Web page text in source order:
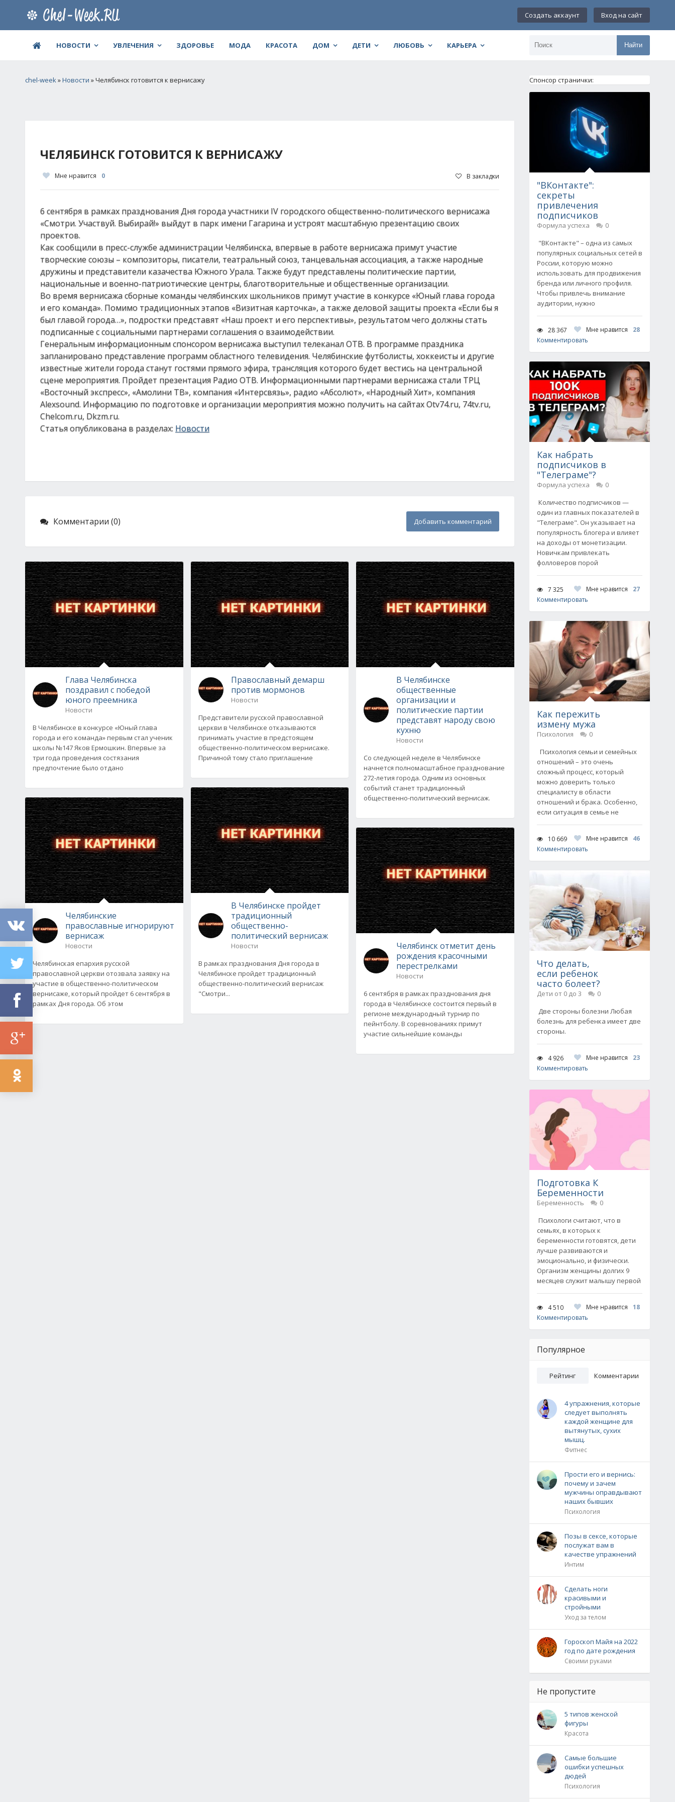
Создать аккаунт Вход на сайт
НОВОСТИ УВЛЕЧЕНИЯ ЗДОРОВЬЕ МОДА КРАСОТА ДОМ ДЕТИ ЛЮБОВЬ КАРЬЕРА Найти
chel-week»Новости » Челябинск готовится к вернисажу
ЧЕЛЯБИНСК ГОТОВИТСЯ К ВЕРНИСАЖУ
Мне нравится 0 В закладки
6 сентября в рамках празднования Дня города участники IV городского общественно-политического вернисажа
«Смотри. Участвуй. Выбирай!» выйдут в парк имени Гагарина и устроят масштабную презентацию своих
проектов.
Как сообщили в пресс-службе администрации Челябинска, впервые в работе вернисажа примут участие
творческие союзы – композиторы, писатели, театральный союз, танцевальная ассоциация, а также народные
дружины и представители казачества Южного Урала. Также будут представлены политические партии,
национальные и военно-патриотические центры, благотворительные и общественные организации.
Во время вернисажа сборные команды челябинских школьников примут участие в конкурсе «Юный глава города
и его команда». Помимо традиционных этапов «Визитная карточка», а также деловой защиты проекта «Если бы я
был главой города…», подростки представят «Наш проект и его перспективы», результатом чего должны стать
подписанные с социальными партнерами соглашения о взаимодействии.
Генеральным информационным спонсором вернисажа выступил телеканал ОТВ. В программе праздника
запланировано представление программ областного телевидения. Челябинские футболисты, хоккеисты и другие
известные жители города станут гостями прямого эфира, трансляция которого будет вестись на центральной
сцене мероприятия. Пройдет презентация Радио ОТВ. Информационными партнерами вернисажа стали ТРЦ
«Восточный экспресс», «Амолини ТВ», компания «Интерсвязь», радио «Абсолют», «Народный Хит», компания
Alexsound. Информацию по подготовке и организации мероприятия можно получить на сайтах Otv74.ru, 74tv.ru,
Chelcom.ru, Dkzm.ru.
Статья опубликована в разделах: Новости
Комментарии (0) Добавить комментарий
Глава Челябинска
поздравил с победой
юного преемника
Новости
В Челябинске в конкурсе «Юный глава
города и его команда» первым стал ученик
школы №147 Яков Ермошкин. Впервые за
три года проведения состязания
предпочтение было отдано
Челябинские
православные игнорируют
вернисаж
Новости
Челябинская епархия русской
православной церкви отозвала заявку на
участие в общественно-политическом
вернисаже, который пройдет 6 сентября в
рамках Дня города. Об этом
Православный демарш
против мормонов
Новости
Представители русской православной
церкви в Челябинске отказываются
принимать участие в предстоящем
общественно-политическом вернисаже.
Причиной тому стало приглашение
В Челябинске пройдет
традиционный
общественно-
политический вернисаж
Новости
В рамках празднования Дня города в
Челябинске пройдет традиционный
общественно-политический вернисаж
"Смотри...
В Челябинске
общественные
организации и
политические партии
представят народу свою
кухню
Новости
Со следующей неделе в Челябинске
начнется полномасштабное празднование
272-летия города. Одним из основных
событий станет традиционный
общественно-политический вернисаж.
Челябинск отметит день
рождения красочными
перестрелками
Новости
6 сентября в рамках празднования дня
города в Челябинске состоится первый в
регионе международный турнир по
пейнтболу. В соревнованиях примут
участие сильнейшие команды
Спонсор странички:
"ВКонтакте":
секреты
привлечения
подписчиков
Формула успеха
0
"ВКонтакте" – одна из самых
популярных социальных сетей в
России, которую можно
использовать для продвижения
бренда или личного профиля.
Чтобы привлечь внимание
аудитории, нужно
28 367 Мне нравится
28
Комментировать
Как набрать
подписчиков в
"Телеграме"?
Формула успеха
0
Количество подписчиков —
один из главных показателей в
"Телеграме". Он указывает на
популярность блогера и влияет
на доходы от монетизации.
Новичкам привлекать
фолловеров порой
7 325 Мне нравится
27
Комментировать
Как пережить
измену мужа
Психология
0
Психология семьи и семейных
отношений – это очень
сложный процесс, который
можно доверить только
специалисту в области
отношений и брака. Особенно,
если ситуация в семье не
10 669 Мне нравится
46
Комментировать
Что делать,
если ребенок
часто болеет?
Дети от 0 до 3
0
Две стороны болезни Любая
болезнь для ребенка имеет две
стороны.
4 926 Мне нравится
23
Комментировать
Подготовка К
Беременности
Беременность
0
Психологи считают, что в
семьях, в которых к
беременности готовятся, дети
лучше развиваются и
эмоционально, и физически.
Организм женщины долгих 9
месяцев служит малышу первой
4 510 Мне нравится
18
Комментировать
Популярное
Рейтинг Комментарии
4 упражнения, которые
следует выполнять
каждой женщине для
вытянутых, сухих
мышц.
Фитнес
Прости его и вернись:
почему и зачем
мужчины оправдывают
наших бывших
Психология
Позы в сексе, которые
послужат вам в
качестве упражнений
Интим
Сделать ноги
красивыми и
стройными
Уход за телом
Гороскоп Майя на 2022
год по дате рождения
Своими руками
Не пропустите
5 типов женской
фигуры
Красота
Самые большие
ошибки успешных
дюдей
Психология